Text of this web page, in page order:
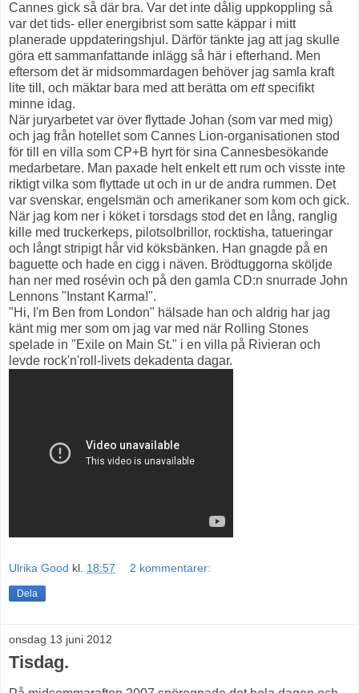
Cannes gick så där bra. Var det inte dålig uppkoppling så
var det tids- eller energibrist som satte käppar i mitt
planerade uppdateringshjul. Därför tänkte jag att jag skulle
göra ett sammanfattande inlägg så här i efterhand. Men
eftersom det är midsommardagen behöver jag samla kraft
lite till, och mäktar bara med att berätta om ettspecifikt
minne idag.
När juryarbetet var över flyttade Johan (som var med mig)
och jag från hotellet som Cannes Lion-organisationen stod
för till en villa som CP+B hyrt för sina Cannesbesökande
medarbetare. Man paxade helt enkelt ett rum och visste inte
riktigt vilka som flyttade ut och in ur de andra rummen. Det
var svenskar, engelsmän och amerikaner som kom och gick.
När jag kom ner i köket i torsdags stod det en lång, ranglig
kille med truckerkeps, pilotsolbrillor, rocktisha, tatueringar
och långt stripigt hår vid köksbänken. Han gnagde på en
baguette och hade en cigg i näven. Brödtuggorna sköljde
han ner med rosévin och på den gamla CD:n snurrade John
Lennons "Instant Karma!".
"Hi, I'm Ben from London" hälsade han och a ldrig har jag
känt mig mer som om jag var med när Rolling Stones
spelade in "Exile on Main St." i en villa på Rivieran och
levde rock'n'roll-livets dekadenta dagar.
Ulrika Good kl. 18:57 2 kommentarer:
Dela
onsdag 13 juni 2012
Tisdag.